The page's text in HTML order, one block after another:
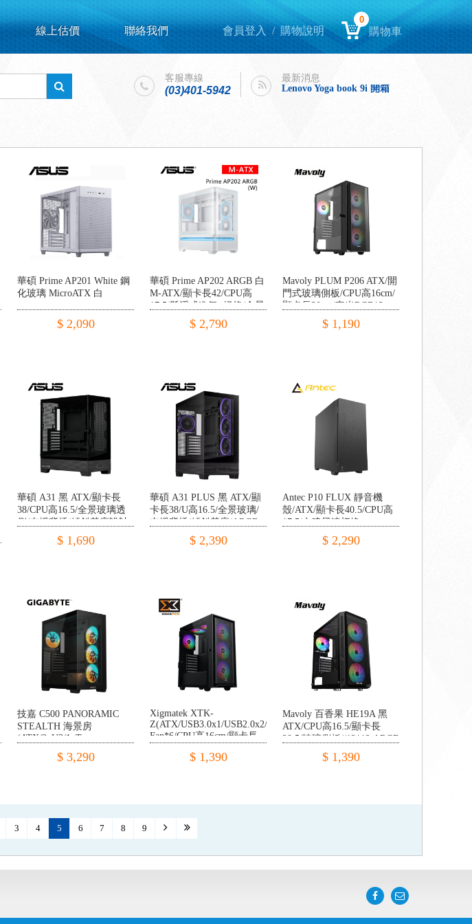
線上估價 聯絡我們 會員登入 /購物說明
0
購物車
客服專線
(03)401-5942
最新消息
Lenovo Yoga book 9i 開箱
Lenovo Yoga book 9i 開箱
華碩 Prime AP201 White 鋼
化玻璃 MicroATX 白
$ 2,090
華碩 Prime AP202 ARGB 白
M-ATX/顯卡長42/CPU高
17.5/懸浮式進氣+燈條/全景
$ 2,790
Mavoly PLUM P206 ATX/開
門式玻璃側板/CPU高16cm/
顯卡長30cm/定光RGB*3
$ 1,190
華碩 A31 黑 ATX/顯卡長
38/CPU高16.5/全景玻璃透
側/支援背插/傾斜基座設計
$ 1,690
華碩 A31 PLUS 黑 ATX/顯
卡長38/U高16.5/全景玻璃/
支援背插/傾斜基座/ARGB
$ 2,390
Antec P10 FLUX 靜音機
殼/ATX/顯卡長40.5/CPU高
17.5/內建風速切換
$ 2,290
技嘉 C500 PANORAMIC
STEALTH 海景房
(ATX/2xU3/1xType-
C/4xARGB Fan/鋼化玻璃前
$ 3,290
Xigmatek XTK-
Z(ATX/USB3.0x1/USB2.0x2/RGB
Fan*6/CPU高16cm/顯卡長
$ 1,390
Mavoly 百香果 HE19A 黑
ATX/CPU高16.5/顯卡長
28.5/玻璃側板//12*12 ARGB
定光 FAN*4/下置電源
$ 1,390
3 4 5 6 7 8 9